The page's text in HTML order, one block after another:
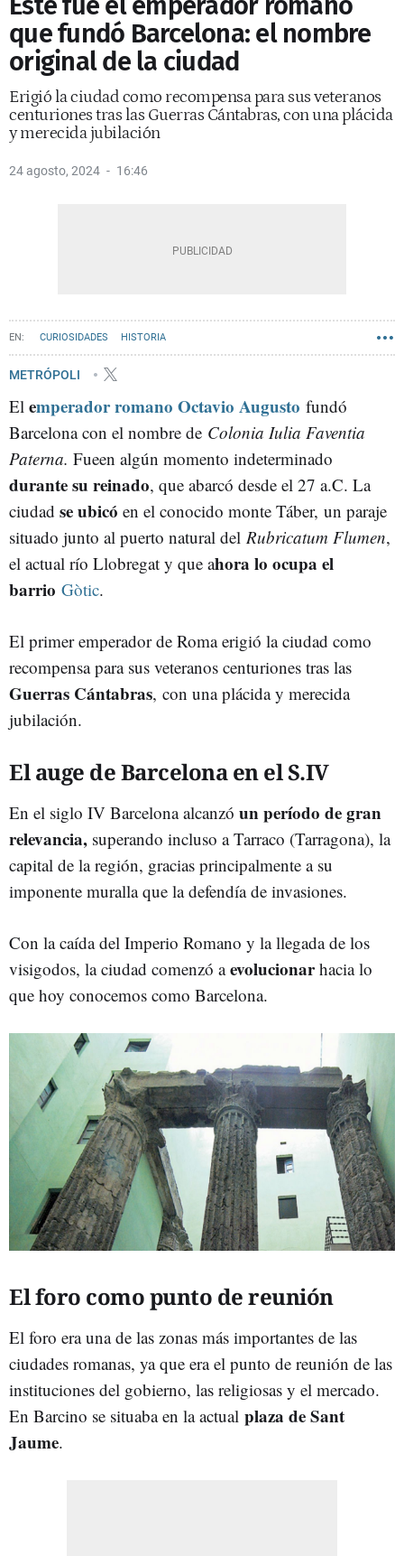
que fundó Barcelona: el nombre
original de la ciudad
Erigió la ciudad como recompensa para sus veteranos
centuriones tras las Guerras Cántabras, con una plácida
y merecida jubilación
24 agosto, 2024 16:46
CURIOSIDADES HISTORIA
METRÓPOLI
El emperador romano Octavio Augusto fundó
Barcelona con el nombre de Colonia Iulia Faventia
Paterna. Fueen algún momento indeterminado
durante su reinado, que abarcó desde el 27 a.C. La
ciudad se ubicó en el conocido monte Táber, un paraje
situado junto al puerto natural del Rubricatum Flumen,
el actual río Llobregat y que ahora lo ocupa el
barrio Gòtic.
El primer emperador de Roma erigió la ciudad como
recompensa para sus veteranos centuriones tras las
Guerras Cántabras, con una plácida y merecida
jubilación.
El auge de Barcelona en el S.IV
En el siglo IV Barcelona alcanzó un período de gran
relevancia, superando incluso a Tarraco (Tarragona), la
capital de la región, gracias principalmente a su
imponente muralla que la defendía de invasiones.
Con la caída del Imperio Romano y la llegada de los
visigodos, la ciudad comenzó aevolucionarhacia lo
que hoy conocemos como Barcelona.
El foro como punto de reunión
El foro era una de las zonas más importantes de las
ciudades romanas, ya que era el punto de reunión de las
instituciones del gobierno, las religiosas y el mercado.
En Barcino se situaba en la actual plaza de Sant
Jaume.